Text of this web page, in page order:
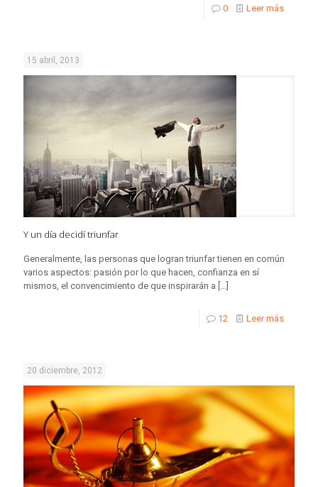
0 Leer más
15 abril, 2013
Y un día decidí triunfar
Generalmente, las personas que logran triunfar tienen en común
varios aspectos: pasión por lo que hacen, confianza en sí
mismos, el convencimiento de que inspirarán a […]
12 Leer más
20 diciembre, 2012